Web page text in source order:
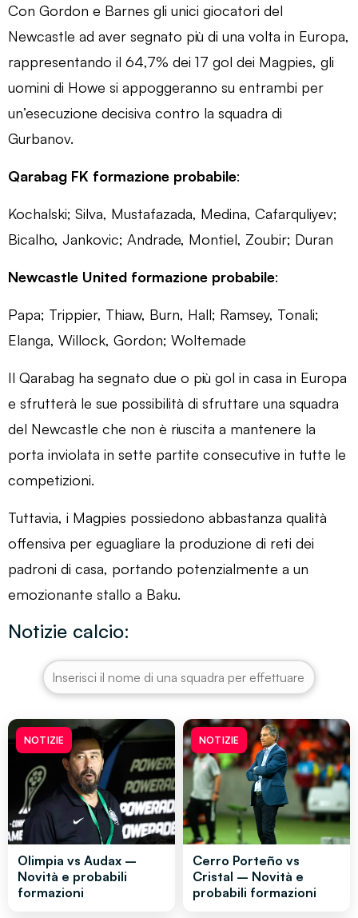
Con Gordon e Barnes gli unici giocatori del
Newcastle ad aver segnato più di una volta in Europa,
rappresentando il 64,7% dei 17 gol dei Magpies, gli
uomini di Howe si appoggeranno su entrambi per
un’esecuzione decisiva contro la squadra di
Gurbanov.
Qarabag FK formazione probabile:
Kochalski; Silva, Mustafazada, Medina, Cafarquliyev;
Bicalho, Jankovic; Andrade, Montiel, Zoubir; Duran
Newcastle United formazione probabile:
Papa; Trippier, Thiaw, Burn, Hall; Ramsey, Tonali;
Elanga, Willock, Gordon; Woltemade
Il Qarabag ha segnato due o più gol in casa in Europa
e sfrutterà le sue possibilità di sfruttare una squadra
del Newcastle che non è riuscita a mantenere la
porta inviolata in sette partite consecutive in tutte le
competizioni.
Tuttavia, i Magpies possiedono abbastanza qualità
offensiva per eguagliare la produzione di reti dei
padroni di casa, portando potenzialmente a un
emozionante stallo a Baku.
Notizie calcio:
NOTIZIE
Olimpia vs Audax –
Novità e probabili
formazioni
NOTIZIE
Cerro Porteño vs
Cristal – Novità e
probabili formazioni